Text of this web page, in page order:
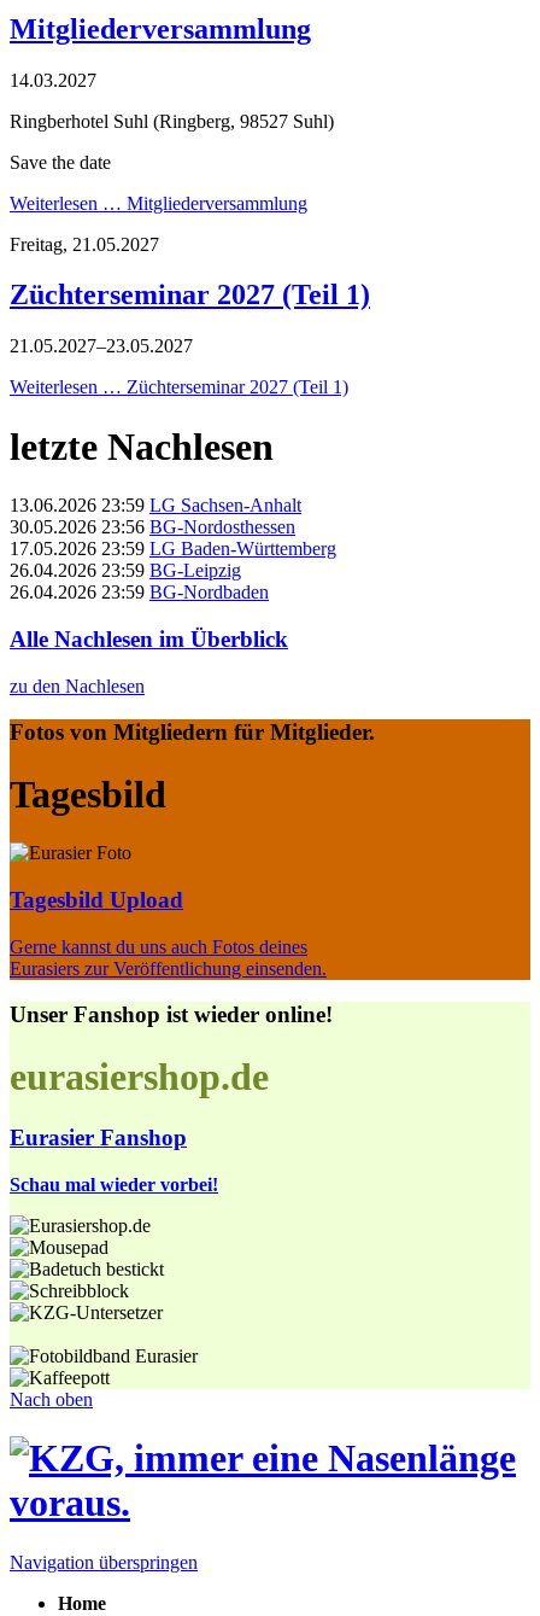
Mitgliederversammlung
14.03.2027
Ringberhotel Suhl (Ringberg, 98527 Suhl)
Save the date
Weiterlesen … Mitgliederversammlung
Freitag, 21.05.2027
Züchterseminar 2027 (Teil 1)
21.05.2027–23.05.2027
Weiterlesen … Züchterseminar 2027 (Teil 1)
letzte Nachlesen
13.06.2026 23:59 LG Sachsen-Anhalt
30.05.2026 23:56 BG-Nordosthessen
17.05.2026 23:59 LG Baden-Württemberg
26.04.2026 23:59 BG-Leipzig
26.04.2026 23:59 BG-Nordbaden
Alle Nachlesen im Überblick
zu den Nachlesen
Fotos von Mitgliedern für Mitglieder.
Tagesbild
Tagesbild Upload
Gerne kannst du uns auch Fotos deines
Eurasiers zur Veröffentlichung einsenden.
Unser Fanshop ist wieder online!
eurasiershop.de
Eurasier Fanshop
Schau mal wieder vorbei!
Nach oben
Navigation überspringen
Home